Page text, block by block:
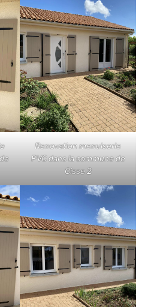
Renovation menuiserie
PVC dans la commune de
Cisse 2